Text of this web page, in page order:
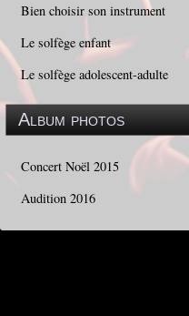
Bien choisir son instrument
Le solfège enfant
Le solfège adolescent-adulte
Album photos
Concert Noël 2015
Audition 2016